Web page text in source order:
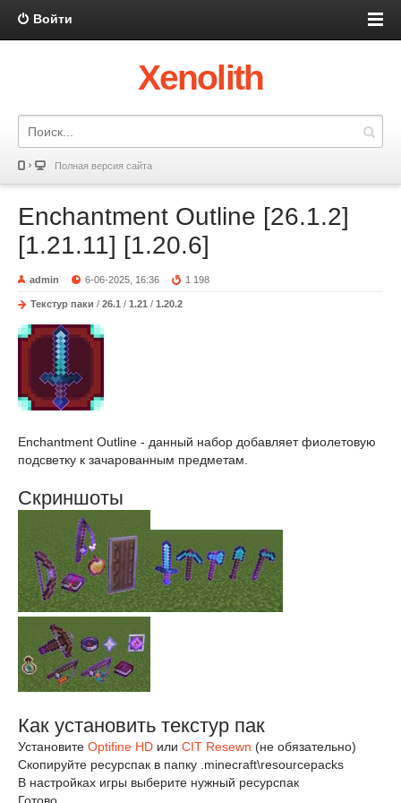
Войти
Xenolith
Полная версия сайта
Enchantment Outline [26.1.2]
[1.21.11] [1.20.6]
admin 6-06-2025, 16:36 1 198
Текстур паки / 26.1 / 1.21 / 1.20.2
Enchantment Outline - данный набор добавляет фиолетовую
подсветку к зачарованным предметам.
Скриншоты
Как установить текстур пак
Установите Optifine HD или CIT Resewn (не обязательно)
Скопируйте ресурспак в папку .minecraft\resourcepacks
В настройках игры выберите нужный ресурспак